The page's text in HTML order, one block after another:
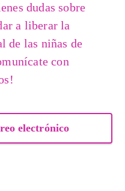
dudas sobre
a liberar la
de las niñas de
con
electrónico